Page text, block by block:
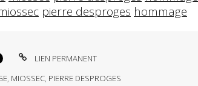
pierre desproges hommage
LIEN PERMANENT
, MIOSSEC, PIERRE DESPROGES